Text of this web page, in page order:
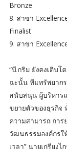
Bronze
8. สาขา
Finalist
9. สาขา
“บี.กริม ยังคงเติบโ
ฉะนั้น ทีมทรัพยาก
สนับสนุน ผู้บริหาร
ขยายตัวของธุรกิจ
ความสามารถ กา
วัฒนธรรมองค์กรใ
เวลา” นายเกรียง